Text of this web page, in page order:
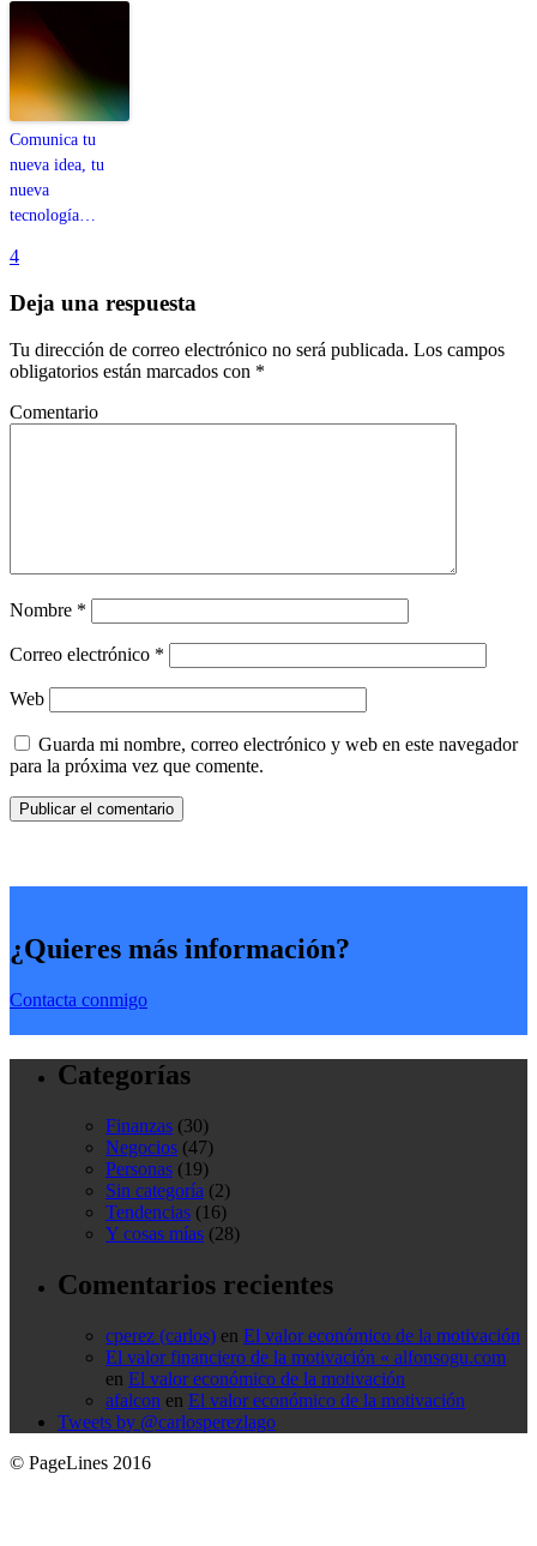
Comunica tu
nueva idea, tu
nueva
tecnología…
4
Deja una respuesta
Tu dirección de correo electrónico no será publicada. Los campos
obligatorios están marcados con *
Comentario
Nombre *
Correo electrónico *
Web
Guarda mi nombre, correo electrónico y web en este navegador
para la próxima vez que comente.
¿Quieres más información?
Contacta conmigo
Categorías
Finanzas (30)
Negocios (47)
Personas (19)
Sin categoría (2)
Tendencias (16)
Y cosas mías (28)
Comentarios recientes
cperez (carlos) en El valor económico de la motivación
El valor financiero de la motivación « alfonsogu.com
en El valor económico de la motivación
afalcon en El valor económico de la motivación
Tweets by @carlosperezlago
© PageLines 2016